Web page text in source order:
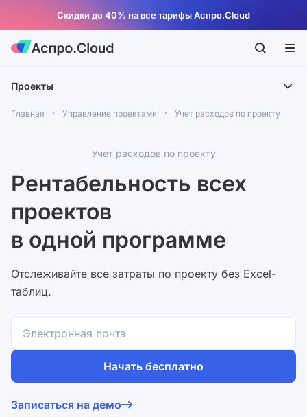
Скидки до 40% на все тарифы Аспро.Cloud
Проекты
Главная Управление проектами Учет расходов по проекту
Учет расходов по проекту
Рентабельность всех
проектов
в одной программе
Отслеживайте все затраты по проекту без Excel-
таблиц.
Начать бесплатно
условиями оферты.
Записаться на демо